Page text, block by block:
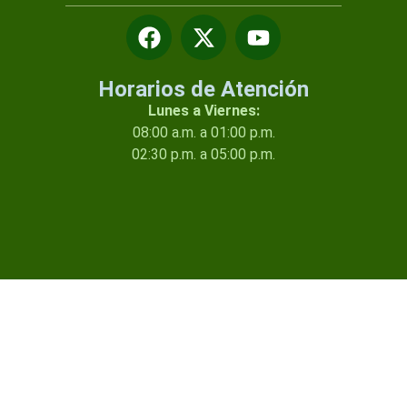
Horarios de Atención
Lunes a Viernes:
08:00 a.m. a 01:00 p.m.
02:30 p.m. a 05:00 p.m.